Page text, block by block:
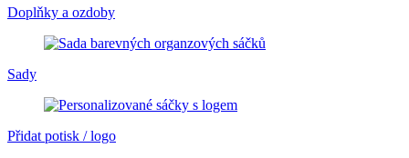
Doplňky a ozdoby
Sady
Přidat potisk / logo